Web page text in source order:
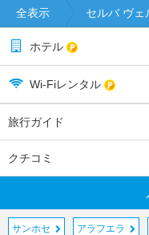
全表示 セルバ ヴェ
ホテル
Wi-Fiレンタル
旅行ガイド
クチコミ
サンホセ アラフエラ